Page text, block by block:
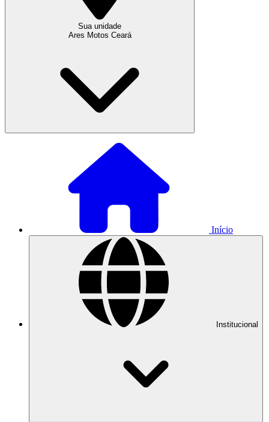
Sua unidade
Ares Motos Ceará
Início
Institucional